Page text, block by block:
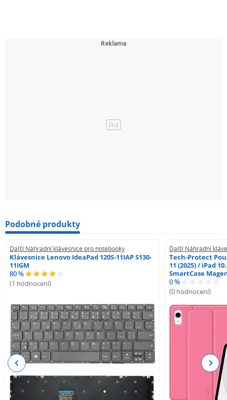
Podobné produkty
Další Náhradní klávesnice pro notebooky
Klávesnice Lenovo IdeaPad 120S-11IAP S130-
11IGM
80 %
(1 hodnocení)
Další Náhradní
Tech-Protect
11 (2025) / iPad
SmartCase
0 %
(0 hodnocení)
Previous Next